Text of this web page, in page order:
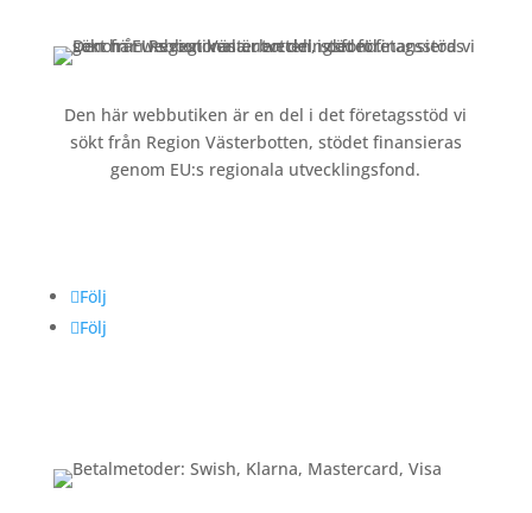
Den här webbutiken är en del i det företagsstöd vi
sökt från Region Västerbotten, stödet finansieras
genom EU:s regionala utvecklingsfond.
Följ
Följ